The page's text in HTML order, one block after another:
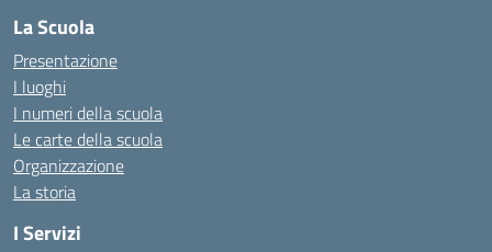
La Scuola
Presentazione
I luoghi
I numeri della scuola
Le carte della scuola
Organizzazione
La storia
I Servizi